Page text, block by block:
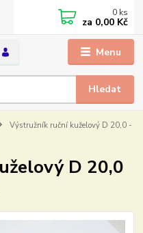
Menu
Hledat
0 ks
za 0,00 Kč
Výstružník ruční kuželový D 20,0 -
D 20,0